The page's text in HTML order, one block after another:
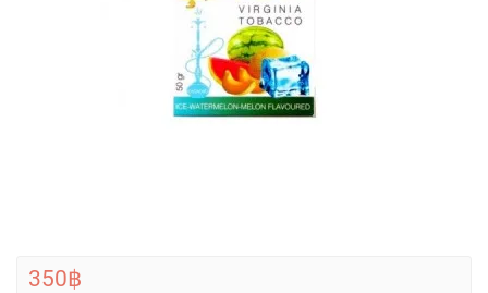
350฿